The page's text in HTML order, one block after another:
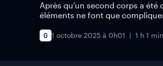
Après qu'un second corps a été
éléments ne font que
1 octobre 2025 à 0h01 1 h 1 min